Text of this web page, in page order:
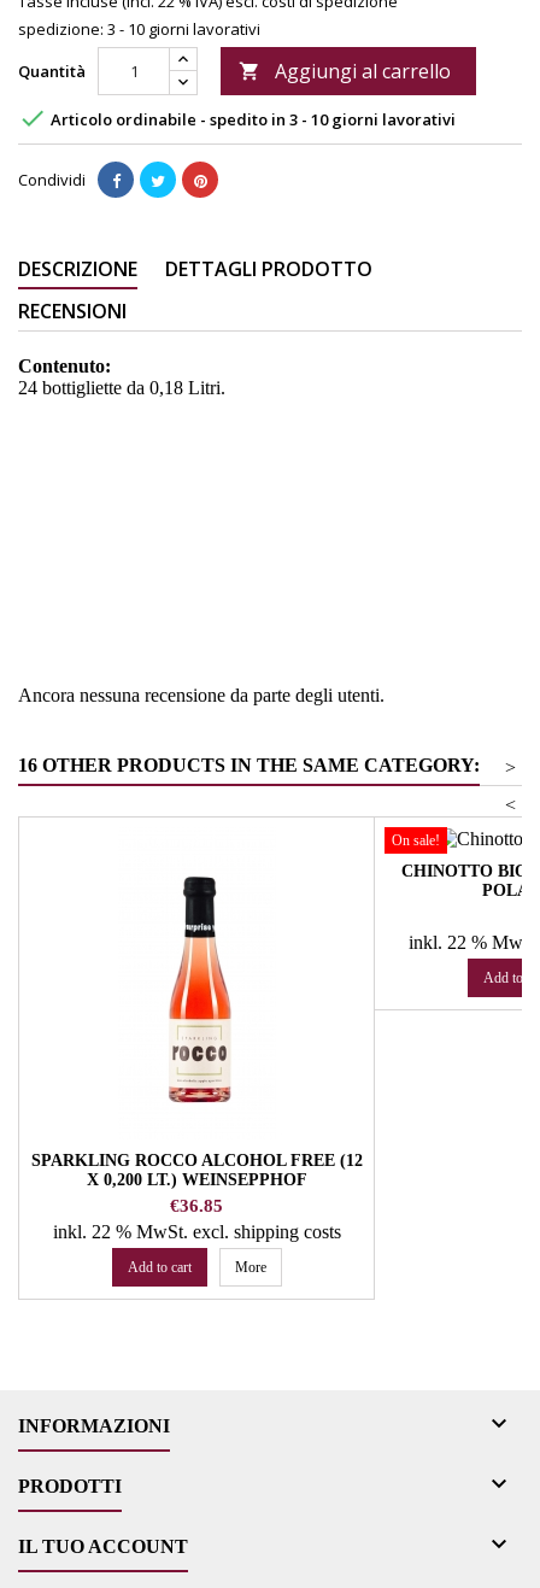
spedizione: 3 - 10 giorni lavorativi
Quantità
 Aggiungi al carrello
 Articolo ordinabile - spedito in 3 - 10 giorni lavorativi
Condividi
DESCRIZIONE
DETTAGLI PRODOTTO
RECENSIONI
Contenuto:
24 bottigliette da 0,18 Litri.
Ancora nessuna recensione da parte degli utenti.
16 OTHER PRODUCTS IN THE SAME CATEGORY:
>
<
SPARKLING ROCCO ALCOHOL FREE (12
X 0,200 LT.) WEINSEPPHOF
Price
€36.85
inkl. 22 % MwSt. excl. shipping costs
Add to cart More
On sale!
CHINOTTO BIO
inkl. 22 %
Add to
INFORMAZIONI 
PRODOTTI 
IL TUO ACCOUNT 